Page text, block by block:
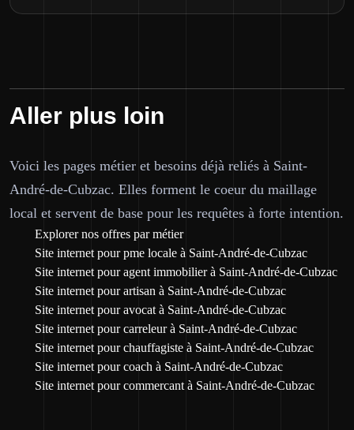
Aller plus loin
Voici les pages métier et besoins déjà reliés à Saint-
André-de-Cubzac. Elles forment le coeur du maillage
local et servent de base pour les requêtes à forte intention.
Explorer nos offres par métier
Site internet pour pme locale à Saint-André-de-Cubzac
Site internet pour agent immobilier à Saint-André-de-Cubzac
Site internet pour artisan à Saint-André-de-Cubzac
Site internet pour avocat à Saint-André-de-Cubzac
Site internet pour carreleur à Saint-André-de-Cubzac
Site internet pour chauffagiste à Saint-André-de-Cubzac
Site internet pour coach à Saint-André-de-Cubzac
Site internet pour commercant à Saint-André-de-Cubzac